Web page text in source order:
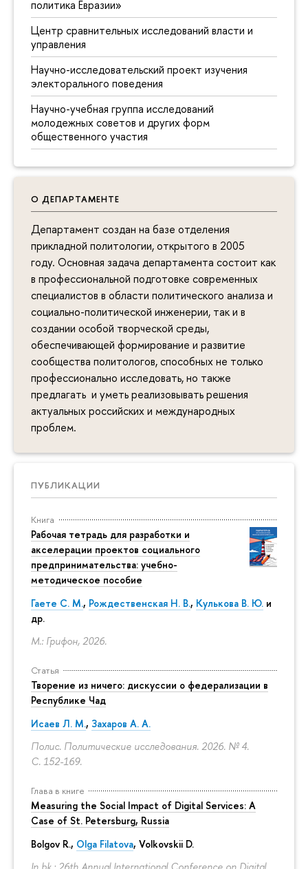
политика Евразии»
Центр сравнительных исследований власти и
управления
Научно-исследовательский проект изучения
электорального поведения
Научно-учебная группа исследований
молодежных советов и других форм
общественного участия
О ДЕПАРТАМЕНТЕ
Департамент создан на базе отделения
прикладной политологии, открытого в 2005
году. Основная задача департамента состоит как
в профессиональной подготовке современных
специалистов в области политического анализа и
социально-политической инженерии, так и в
создании особой творческой среды,
обеспечивающей формирование и развитие
сообщества политологов, способных не только
профессионально исследовать, но также
предлагать и уметь реализовывать решения
актуальных российских и международных
проблем.
ПУБЛИКАЦИИ
Книга
Рабочая тетрадь для разработки и
акселерации проектов социального
предпринимательства: учебно-
методическое пособие
Гаете С. М., Рождественская Н. В., Кулькова В. Ю. и
др.
М.: Грифон, 2026.
Статья
Творение из ничего: дискуссии о федерализации в
Республике Чад
Исаев Л. М., Захаров А. А.
Полис. Политические исследования. 2026. № 4.
С. 152-169.
Глава в книге
Measuring the Social Impact of Digital Services: A
Case of St. Petersburg, Russia
Bolgov R., Olga Filatova, Volkovskii D.